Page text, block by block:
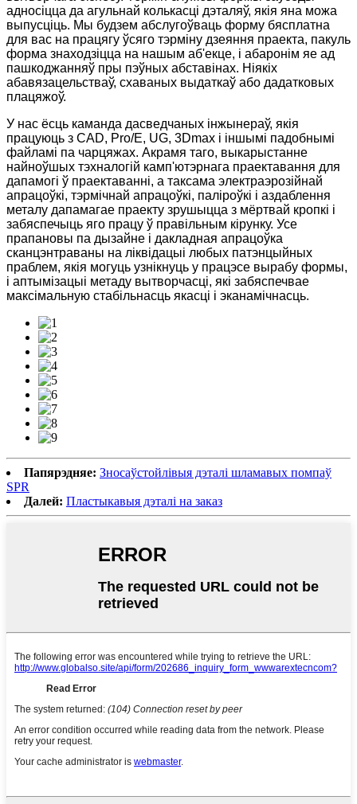
адносіцца да агульнай колькасці дэталяў, якія яна можа
выпусціць. Мы будзем абслугоўваць форму бясплатна
для вас на працягу ўсяго тэрміну дзеяння праекта, пакуль
форма знаходзіцца на нашым аб'екце, і абаронім яе ад
пашкоджанняў пры пэўных абставінах. Ніякіх
абавязацельстваў, схаваных выдаткаў або дадатковых
плацяжоў.
У нас ёсць каманда дасведчаных інжынераў, якія
працуюць з CAD, Pro/E, UG, 3Dmax і іншымі падобнымі
файламі па чарцяжах. Акрамя таго, выкарыстанне
найноўшых тэхналогій камп'ютэрнага праектавання для
дапамогі ў праектаванні, а таксама электраэрозійнай
апрацоўкі, тэрмічнай апрацоўкі, паліроўкі і аздаблення
металу дапамагае праекту зрушыцца з мёртвай кропкі і
забяспечыць яго працу ў правільным кірунку. Усе
прапановы па дызайне і дакладная апрацоўка
сканцэнтраваны на ліквідацыі любых патэнцыйных
праблем, якія могуць узнікнуць у працэсе вырабу формы,
і аптымізацыі метаду вытворчасці, які забяспечвае
максімальную стабільнасць якасці і эканамічнасць.
Папярэдняе: Зносаўстойлівыя дэталі шламавых помпаў
SPR
Далей: Пластыкавыя дэталі на заказ